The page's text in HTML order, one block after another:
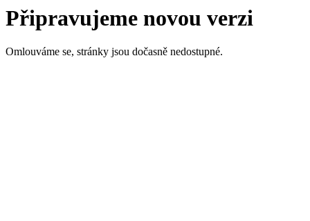
Připravujeme novou verzi
Omlouváme se, stránky jsou dočasně nedostupné.